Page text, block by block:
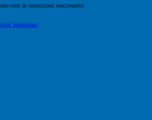
con le istruzioni necessarie.
Spaggiari